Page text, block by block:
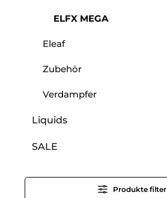
ELFX MEGA
Eleaf
Zubehör
Verdampfer
Liquids
SALE
Produkte